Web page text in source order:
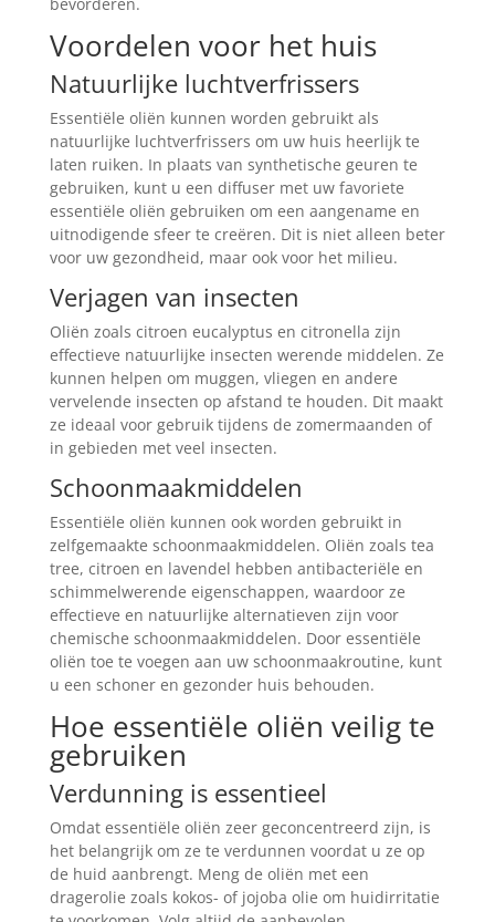
Voordelen voor het huis
Natuurlijke luchtverfrissers
Essentiële oliën kunnen worden gebruikt als
natuurlijke luchtverfrissers om uw huis heerlijk te
laten ruiken. In plaats van synthetische geuren te
gebruiken, kunt u een diffuser met uw favoriete
essentiële oliën gebruiken om een aangename en
uitnodigende sfeer te creëren. Dit is niet alleen beter
voor uw gezondheid, maar ook voor het milieu.
Verjagen van insecten
Oliën zoals citroen eucalyptus en citronella zijn
effectieve natuurlijke insecten werende middelen. Ze
kunnen helpen om muggen, vliegen en andere
vervelende insecten op afstand te houden. Dit maakt
ze ideaal voor gebruik tijdens de zomermaanden of
in gebieden met veel insecten.
Schoonmaakmiddelen
Essentiële oliën kunnen ook worden gebruikt in
zelfgemaakte schoonmaakmiddelen. Oliën zoals tea
tree, citroen en lavendel hebben antibacteriële en
schimmelwerende eigenschappen, waardoor ze
effectieve en natuurlijke alternatieven zijn voor
chemische schoonmaakmiddelen. Door essentiële
oliën toe te voegen aan uw schoonmaakroutine, kunt
u een schoner en gezonder huis behouden.
Hoe essentiële oliën veilig te
gebruiken
Verdunning is essentieel
Omdat essentiële oliën zeer geconcentreerd zijn, is
het belangrijk om ze te verdunnen voordat u ze op
de huid aanbrengt. Meng de oliën met een
dragerolie zoals kokos- of jojoba olie om huidirritatie